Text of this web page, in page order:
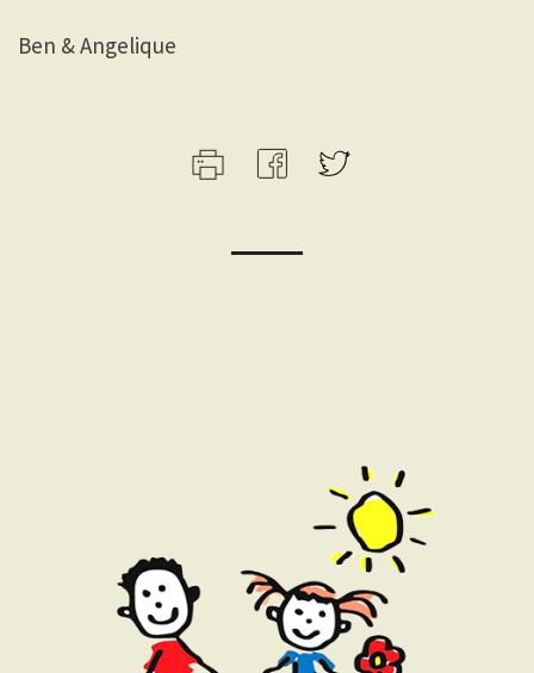
Ben & Angelique